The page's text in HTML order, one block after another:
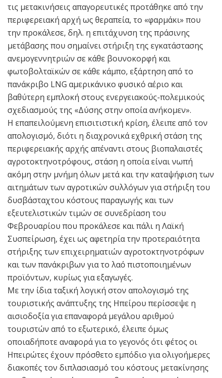
τις μετακινήσεις απαγορευτικές προτάθηκε από την
περιφερειακή αρχή ως θεραπεία, το «φαρμάκι» που
την προκάλεσε, δηλ. η επιτάχυνση της πράσινης
μετάβασης που σημαίνει στήριξη της εγκατάστασης
ανεμογεννητριών σε κάθε βουνοκορφή και
φωτοβολταϊκών σε κάθε κάμπο, εξάρτηση από το
πανάκριβο LNG αμερικάνικο φυσικό αέριο και
βαθύτερη εμπλοκή στους ενεργειακούς-πολεμικούς
σχεδιασμούς της «Δύσης στην οποία ανήκομεν».
Η επαπειλούμενη επισιτιστική κρίση, έλειπε από τον
απολογισμό, διότι η διαχρονικά εχθρική στάση της
περιφερειακής αρχής απέναντι στους βιοπαλαιστές
αγρoτοκτηνοτρόφους, στάση η οποία είναι νωπή
ακόμη στην μνήμη όλων μετά και την καταψήφιση των
αιτημάτων των αγροτικών συλλόγων για στήριξη του
δυσβάσταχτου κόστους παραγωγής και των
εξευτελιστικών τιμών σε συνεδρίαση του
Φεβρουαρίου που προκάλεσε και πάλι η Λαϊκή
Συσπείρωση, έχει ως αφετηρία την προτεραιότητα
στήριξης των επιχειρηματιών αγροτοκτηνοτρόφων
και των πανάκριβων για το λαό πιστοποιημένων
προϊόντων, κυρίως για εξαγωγές.
Με την ίδια ταξική λογική στον απολογισμό της
τουριστικής ανάπτυξης της Ηπείρου περίσσεψε η
αισιοδοξία για επαναφορά μεγάλου αριθμού
τουριστών από το εξωτερικό, έλειπε όμως
οποιαδήποτε αναφορά για το γεγονός ότι φέτος οι
Ηπειρώτες έχουν πρόσθετο εμπόδιο για ολιγοήμερες
διακοπές τον διπλασιασμό του κόστους μετακίνησης